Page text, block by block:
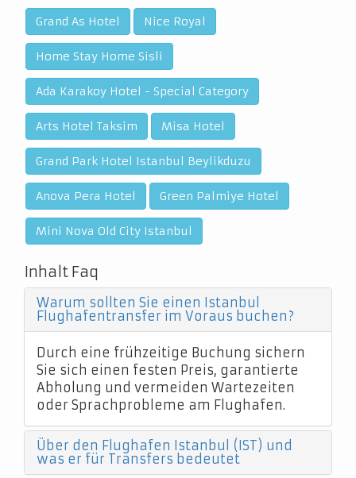
Grand As Hotel Nice Royal
Home Stay Home Sisli
Ada Karakoy Hotel - Special Category
Arts Hotel Taksim Misa Hotel
Grand Park Hotel Istanbul Beylikduzu
Anova Pera Hotel Green Palmiye Hotel
Mini Nova Old City Istanbul
Inhalt Faq
Warum sollten Sie einen Istanbul
Flughafentransfer im Voraus buchen?
Durch eine frühzeitige Buchung sichern
Sie sich einen festen Preis, garantierte
Abholung und vermeiden Wartezeiten
oder Sprachprobleme am Flughafen.
Über den Flughafen Istanbul (IST) und
was er für Transfers bedeutet